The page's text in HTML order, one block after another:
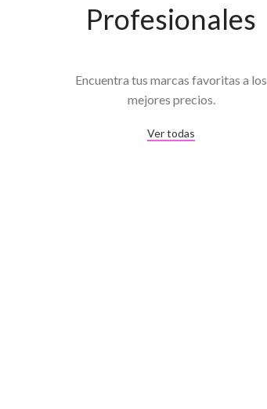
Profesionales
Encuentra tus marcas favoritas a los
mejores precios.
Ver todas